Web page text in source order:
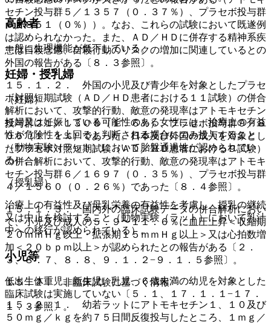
セチン投与群５／１３５７（０．３７％）、プラセボ投与群
０／８５１（０％））。なお、これらの試験において既遂例
は認められなかった。また、ＡＤ／ＨＤに併存する精神系疾
患は自殺念慮、自殺行動のリスクの増加に関連しているとの
外国の報告がある〔８．３参照〕。
１５．１．２． 外国の小児及び青少年を対象としたプラセ
ボ対照短期試験（ＡＤ／ＨＤ患者における１１試験）の併合
解析において、攻撃的行動、敵意の発現率はアトモキセチン
投与群２１／１３０８（１．６％）、プラセボ投与群９／８
０６（１．１％）であった。日本及び外国の成人を対象とし
たプラセボ対照短期試験（ＡＤ／ＨＤ患者における９試験）
の併合解析において、攻撃的行動、敵意の発現率はアトモキ
セチン投与群６／１６９７（０．３５％）、プラセボ投与群
４／１５６０（０．２６％）であった〔８．４参照〕。
１５．１．３． 国内外の臨床試験データの併合解析におい
て、小児及び成人の５．９〜１１．６％に血圧上昇＜収縮期
２０ｍｍＨｇ以上・拡張期１５ｍｍＨｇ以上＞又は心拍数増
加＜２０ｂｐｍ以上＞が認められたとの報告がある〔２．
３、８．７、８．８、９．１．２−９．１．５参照〕。
１５．２． 非臨床試験に基づく情報
１５．２．１． 幼若ラットにアトモキセチン１、１０及び
５０ｍｇ／ｋｇを約７５日間反復投与したところ、１ｍｇ／
高齢者
一般に生理機能が低下している。
妊婦・授乳婦
（妊婦）
妊婦又は妊娠している可能性のある女性には、治療上の有益
性が危険性を上回ると判断される場合にのみ投与すること
（動物実験（ラット）において胎盤通過性が認められてい
る）。
（授乳婦）
治療上の有益性及び母乳栄養の有益性を考慮し、授乳の継続
又は中止を検討すること（動物実験（ラット）において乳汁
中への移行が認められている）。
小児等
低出生体重児、新生児、乳児、６歳未満の幼児を対象とした
臨床試験は実施していない〔５．１、１７．１．１−１７．
１．３参照〕。